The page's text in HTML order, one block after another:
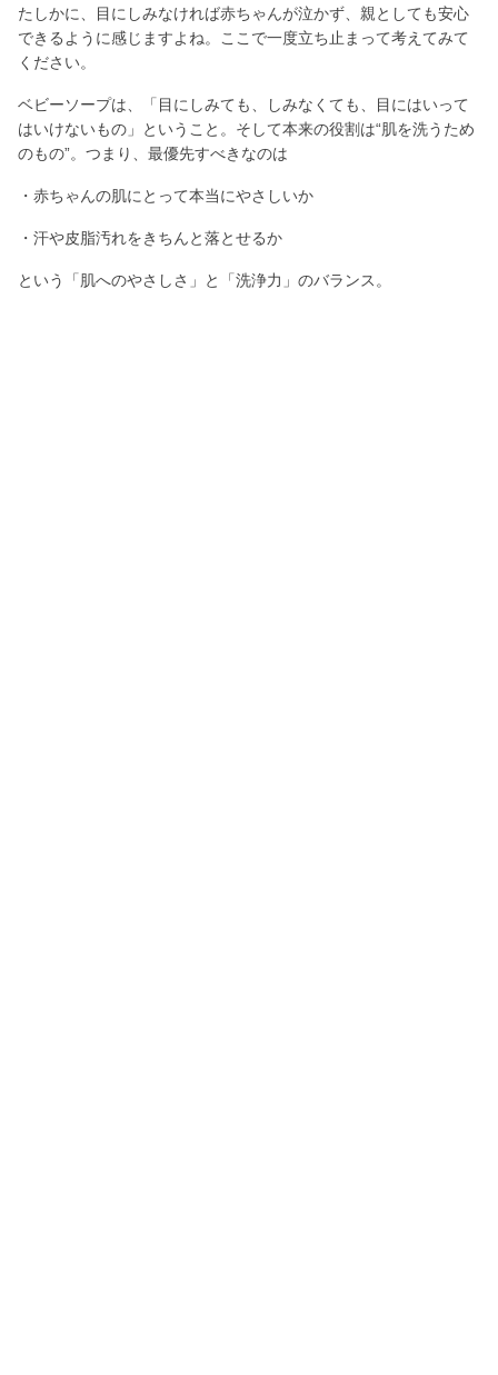
たしかに、目にしみなければ赤ちゃんが泣かず、親としても安心
できるように感じますよね。ここで一度立ち止まって考えてみて
ください。
ベビーソープは、「目にしみても、しみなくても、目にはいって
はいけないもの」ということ。そして本来の役割は“肌を洗うため
のもの”。つまり、最優先すべきなのは
・赤ちゃんの肌にとって本当にやさしいか
・汗や皮脂汚れをきちんと落とせるか
という「肌へのやさしさ」と「洗浄力」のバランス。